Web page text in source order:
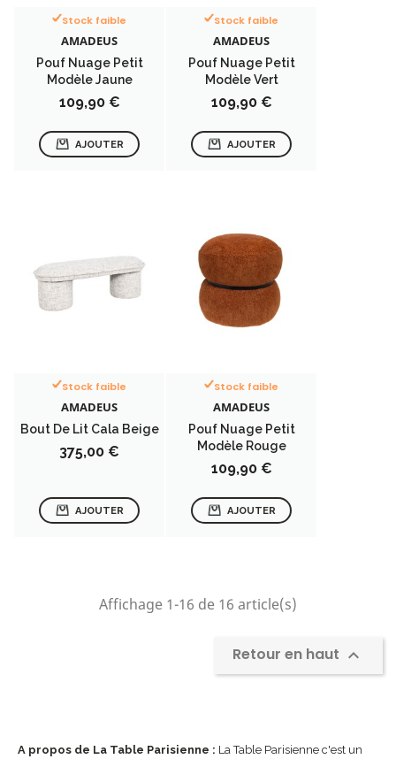
Stock faible
AMADEUS
Pouf Nuage Petit
Modèle Jaune
Prix
109,90 €
AJOUTER
Stock faible
AMADEUS
Pouf Nuage Petit
Modèle Vert
Prix
109,90 €
AJOUTER
Stock faible
AMADEUS
Bout De Lit Cala Beige
Prix
375,00 €
AJOUTER
Stock faible
AMADEUS
Pouf Nuage Petit
Modèle Rouge
Prix
109,90 €
AJOUTER
Affichage 1-16 de 16 article(s)
Retour en haut 
A propos de La Table Parisienne : La Table Parisienne c'est un